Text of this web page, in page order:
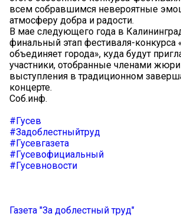
всем собравшимся невероятные
атмосферу добра и радости.
В мае следующего года в
финальный этап фестиваля-конкурса
объединяет города», куда будут
участники, отобранные членами
выступления в традиционном
концерте.
Соб.инф.
#Гусев
#Задоблестныйтруд
#Гусевгазета
#Гусевофициальный
#Гусевновости
Газета "За доблестный труд"